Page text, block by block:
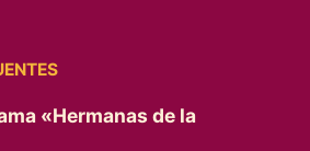
«Hermanas de la